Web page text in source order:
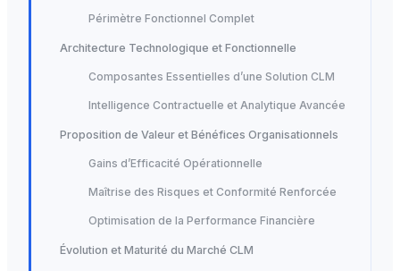
Périmètre Fonctionnel Complet
Architecture Technologique et Fonctionnelle
Composantes Essentielles d’une Solution CLM
Intelligence Contractuelle et Analytique Avancée
Proposition de Valeur et Bénéfices Organisationnels
Gains d’Efficacité Opérationnelle
Maîtrise des Risques et Conformité Renforcée
Optimisation de la Performance Financière
Évolution et Maturité du Marché CLM